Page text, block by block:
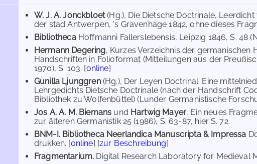
W. J. A. Jonckbloet(Hg.), Die Dietsche Doctrinale,
der stad Antwerpen, 's Gravenhage 1842, ohne dieses
BibliothecaHoffmanni Fallerslebensis, Leipzig 1846, S. 48
Hermann Degering, Kurzes Verzeichnis der germanischen
Handschriften in Folioformat (Mitteilungen aus der
1970), S. 103. [online]
Gunilla Ljunggren (Hg.), Der Leyen Doctrinal. Eine
Lehrgedichts Dietsche Doctrinale (nach der Handschrift
Bibliothek zu Wolfenbüttel) (Lunder Germanistische
Jos A. A. M. Biemans und Hartwig Mayer, Ein neues
zur älteren Germanistik 25 (1986), S. 63-87, hier S. 72.
BNM-I. Bibliotheca Neerlandica Manuscripta & Impressa
drukken. [online] [zur Beschreibung]
Fragmentarium. Digital Research Laboratory for Medieval